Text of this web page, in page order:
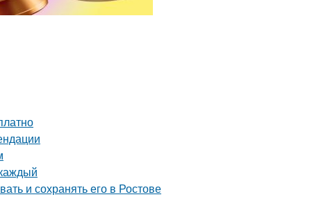
и сохранять его в Ростове